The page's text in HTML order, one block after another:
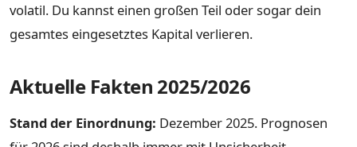
volatil. Du kannst einen großen Teil oder sogar dein
gesamtes eingesetztes Kapital verlieren.
Aktuelle Fakten 2025/2026
Stand der Einordnung: Dezember 2025. Prognosen